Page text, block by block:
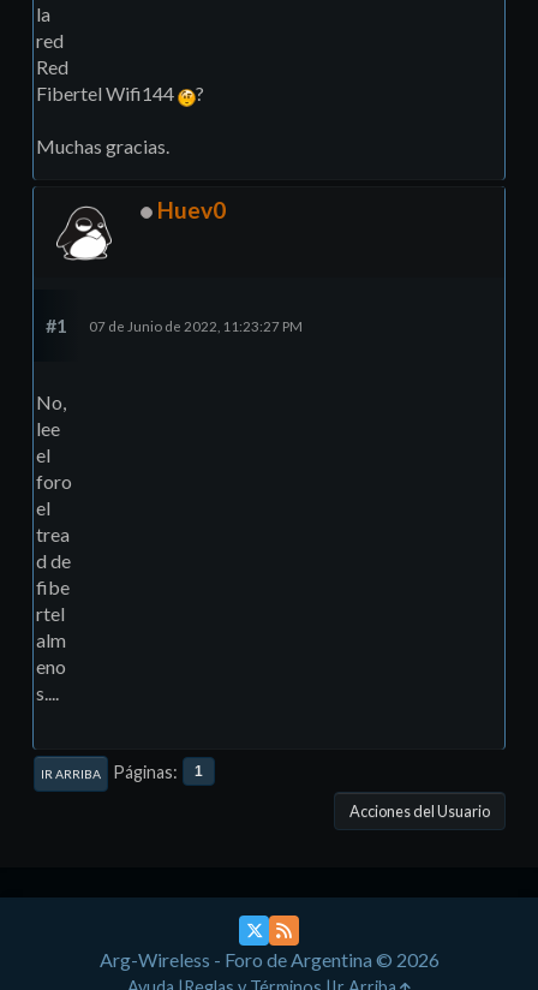
la
red
Red
Fibertel Wifi144
?
Muchas gracias.
Huev0
#1 07 de Junio de 2022, 11:23:27 PM
No,
lee
el
foro
el
trea
d de
fibe
rtel
alm
eno
s....
IR ARRIBA Páginas 1
Acciones del Usuario
Arg-Wireless - Foro de Argentina © 2026